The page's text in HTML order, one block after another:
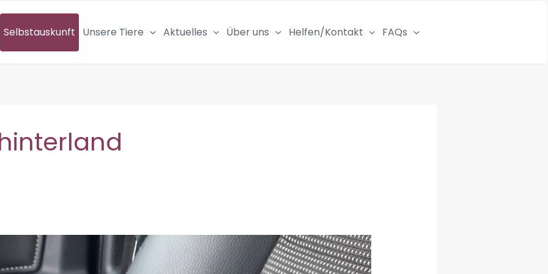
Selbstauskunft Unsere Tiere Aktuelles Über uns Helfen/Kontakt FAQs